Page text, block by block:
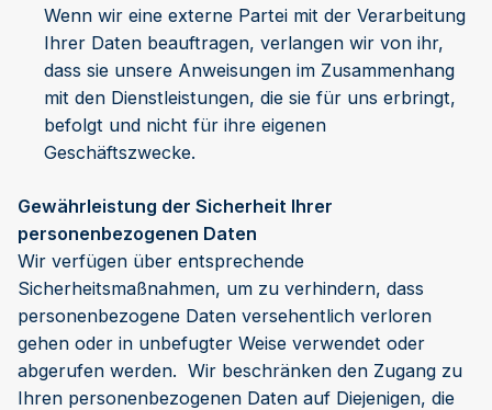
Wenn wir eine externe Partei mit der Verarbeitung
Ihrer Daten beauftragen, verlangen wir von ihr,
dass sie unsere Anweisungen im Zusammenhang
mit den Dienstleistungen, die sie für uns erbringt,
befolgt und nicht für ihre eigenen
Geschäftszwecke.
Gewährleistung der Sicherheit Ihrer
personenbezogenen Daten
Wir verfügen über entsprechende
Sicherheitsmaßnahmen, um zu verhindern, dass
personenbezogene Daten versehentlich verloren
gehen oder in unbefugter Weise verwendet oder
abgerufen werden. Wir beschränken den Zugang zu
Ihren personenbezogenen Daten auf Diejenigen, die